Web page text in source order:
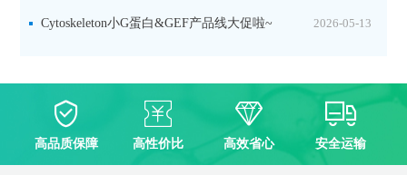
卡！ 2026-05-13
Cytoskeleton小G蛋白&GEF产品线大促啦~
高品质保障 高性价比 高效省心 安全运输